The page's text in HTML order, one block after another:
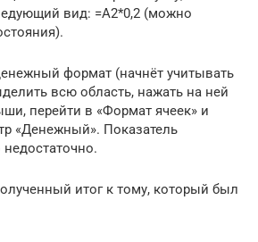
вид: =A2*0,2 (можно
формат (начнёт учитывать
всю область, нажать на ней
перейти в «Формат ячеек» и
«Денежный». Показатель
недостаточно.
итог к тому, который был